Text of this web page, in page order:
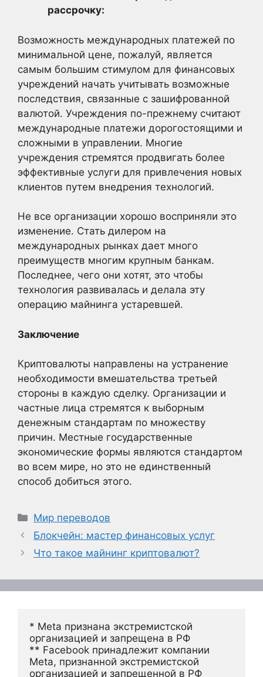
рассрочку:
Возможность международных платежей по
минимальной цене, пожалуй, является
самым большим стимулом для финансовых
учреждений начать учитывать возможные
последствия, связанные с зашифрованной
валютой. Учреждения по-прежнему считают
международные платежи дорогостоящими и
сложными в управлении. Многие
учреждения стремятся продвигать более
эффективные услуги для привлечения новых
клиентов путем внедрения технологий.
Не все организации хорошо восприняли это
изменение. Стать дилером на
международных рынках дает много
преимуществ многим крупным банкам.
Последнее, чего они хотят, это чтобы
технология развивалась и делала эту
операцию майнинга устаревшей.
Заключение
Криптовалюты направлены на устранение
необходимости вмешательства третьей
стороны в каждую сделку. Организации и
частные лица стремятся к выборным
денежным стандартам по множеству
причин. Местные государственные
экономические формы являются стандартом
во всем мире, но это не единственный
способ добиться этого.
Рубрики
Мир переводов
Блокчейн: мастер финансовых услуг
Что такое майнинг криптовалют?
* Meta признана экстремистской
организацией и запрещена в РФ
** Facebook принадлежит компании
Meta, признанной экстремистской
организацией и запрещенной в РФ